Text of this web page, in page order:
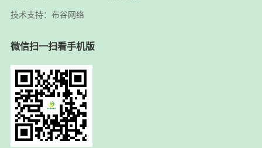
技术支持：布谷网络
微信扫一扫看手机版